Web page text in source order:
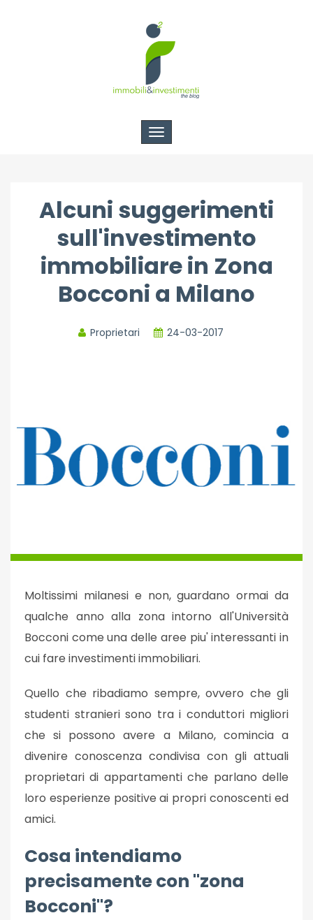
Toggle
navigation
Alcuni suggerimenti
sull'investimento
immobiliare in Zona
Bocconi a Milano
Proprietari 24-03-2017
Moltissimi milanesi e non, guardano ormai da
qualche anno alla zona intorno all'Università
Bocconi come una delle aree piu' interessanti in
cui fare investimenti immobiliari.
Quello che ribadiamo sempre, ovvero che gli
studenti stranieri sono tra i conduttori migliori
che si possono avere a Milano, comincia a
divenire conoscenza condivisa con gli attuali
proprietari di appartamenti che parlano delle
loro esperienze positive ai propri conoscenti ed
amici.
Cosa intendiamo
precisamente con "zona
Bocconi"?